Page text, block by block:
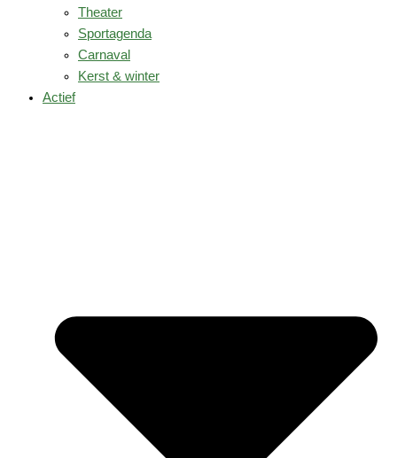
Theater
Sportagenda
Carnaval
Kerst & winter
Actief